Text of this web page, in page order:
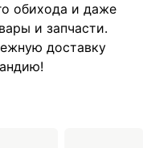
обихода и даже
и запчасти.
доставку